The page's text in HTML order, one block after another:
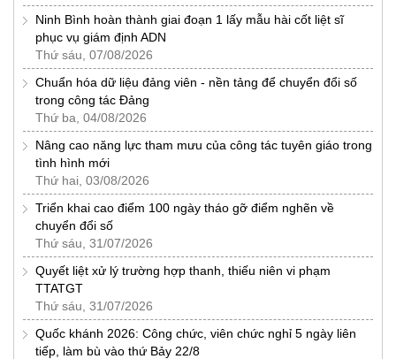
Ninh Bình hoàn thành giai đoạn 1 lấy mẫu hài cốt liệt sĩ
phục vụ giám định ADN
Thứ sáu, 07/08/2026
Chuẩn hóa dữ liệu đảng viên - nền tảng để chuyển đổi số
trong công tác Đảng
Thứ ba, 04/08/2026
Nâng cao năng lực tham mưu của công tác tuyên giáo trong
tình hình mới
Thứ hai, 03/08/2026
Triển khai cao điểm 100 ngày tháo gỡ điểm nghẽn về
chuyển đổi số
Thứ sáu, 31/07/2026
Quyết liệt xử lý trường hợp thanh, thiếu niên vi phạm
TTATGT
Thứ sáu, 31/07/2026
Quốc khánh 2026: Công chức, viên chức nghỉ 5 ngày liên
tiếp, làm bù vào thứ Bảy 22/8